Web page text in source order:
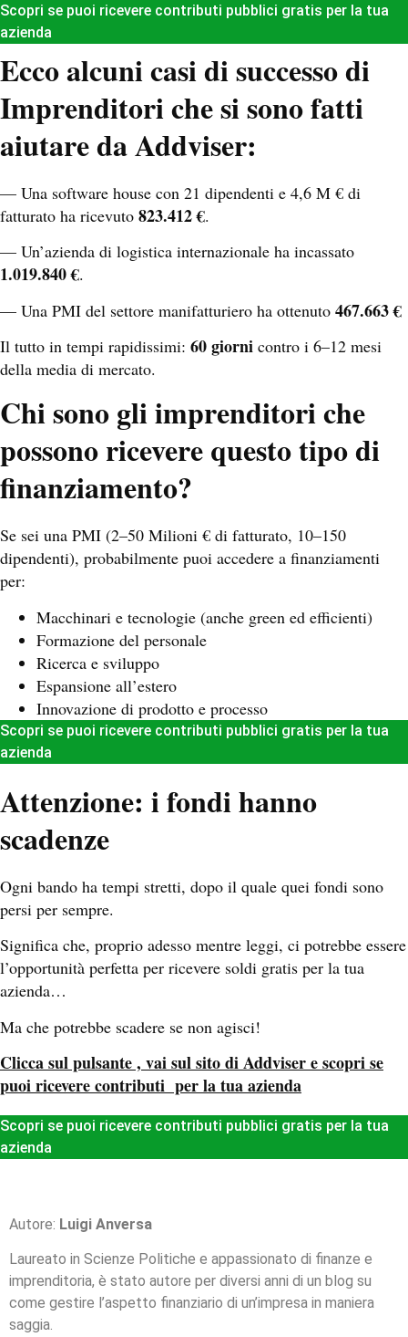
Scopri se puoi ricevere contributi pubblici gratis per la tua
azienda
Ecco alcuni casi di successo di
Imprenditori che si sono fatti
aiutare da Addviser:
— Una software house con 21 dipendenti e 4,6 M € di
fatturato ha ricevuto 823.412 €.
— Un’azienda di logistica internazionale ha incassato
1.019.840 €.
— Una PMI del settore manifatturiero ha ottenuto 467.663 €
Il tutto in tempi rapidissimi: 60 giorni contro i 6–12 mesi
della media di mercato.
Chi sono gli imprenditori che
possono ricevere questo tipo di
finanziamento?
Se sei una PMI (2–50 Milioni € di fatturato, 10–150
dipendenti), probabilmente puoi accedere a finanziamenti
per:
Macchinari e tecnologie (anche green ed efficienti)
Formazione del personale
Ricerca e sviluppo
Espansione all’estero
Innovazione di prodotto e processo
Scopri se puoi ricevere contributi pubblici gratis per la tua
azienda
Attenzione: i fondi hanno
scadenze
Ogni bando ha tempi stretti, dopo il quale quei fondi sono
persi per sempre.
Significa che, proprio adesso mentre leggi, ci potrebbe essere
l’opportunità perfetta per ricevere soldi gratis per la tua
azienda…
Ma che potrebbe scadere se non agisci!
Clicca sul pulsante , vai sul sito di Addviser e scopri se
puoi ricevere contributi per la tua azienda
Scopri se puoi ricevere contributi pubblici gratis per la tua
azienda
Autore: Luigi Anversa
Laureato in Scienze Politiche e appassionato di finanze e
imprenditoria, è stato autore per diversi anni di un blog su
come gestire l’aspetto finanziario di un’impresa in maniera
saggia.